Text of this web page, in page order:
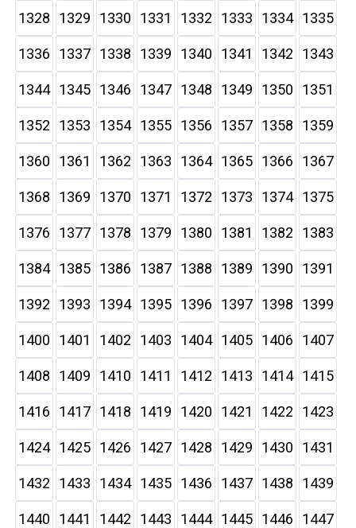
1328 1329 1330 1331 1332 1333 1334 1335
1336 1337 1338 1339 1340 1341 1342 1343
1344 1345 1346 1347 1348 1349 1350 1351
1352 1353 1354 1355 1356 1357 1358 1359
1360 1361 1362 1363 1364 1365 1366 1367
1368 1369 1370 1371 1372 1373 1374 1375
1376 1377 1378 1379 1380 1381 1382 1383
1384 1385 1386 1387 1388 1389 1390 1391
1392 1393 1394 1395 1396 1397 1398 1399
1400 1401 1402 1403 1404 1405 1406 1407
1408 1409 1410 1411 1412 1413 1414 1415
1416 1417 1418 1419 1420 1421 1422 1423
1424 1425 1426 1427 1428 1429 1430 1431
1432 1433 1434 1435 1436 1437 1438 1439
1440 1441 1442 1443 1444 1445 1446 1447